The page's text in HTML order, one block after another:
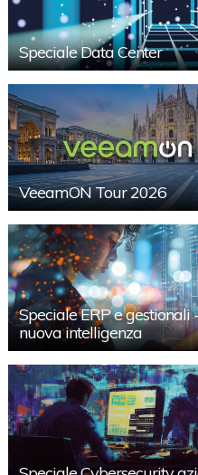
Speciale Data Center
VeeamON Tour 2026
Speciale ERP e gestionali
nuova intelligenza